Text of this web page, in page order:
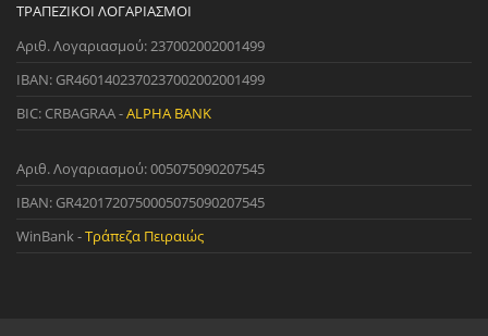
ΤΡΑΠΕΖΙΚΟΊ ΛΟΓΑΡΙΑΣΜΟΊ
Αριθ. Λογαριασμού: 237002002001499
IBAN: GR4601402370237002002001499
BIC: CRBAGRAA -ALPHA BANK
Αριθ. Λογαριασμού: 005075090207545
IBAN: GR4201720750005075090207545
WinBank -Τράπεζα Πειραιώς